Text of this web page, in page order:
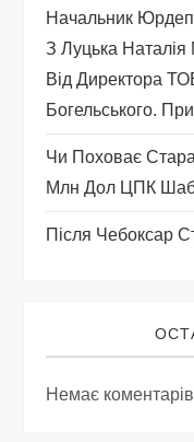
с
і
в
Начальник
З Луцька
Від Директора
Богельського.
Чи Поховає
Млн Дол ЦПК
Після Чебоксар
Немає